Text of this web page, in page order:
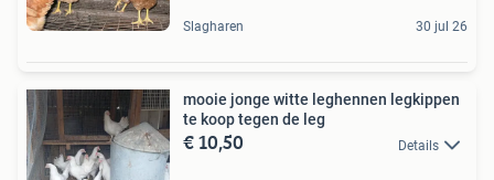
Slagharen 30 jul 26
mooie jonge witte leghennen legkippen
te koop tegen de leg
€ 10,50 Details